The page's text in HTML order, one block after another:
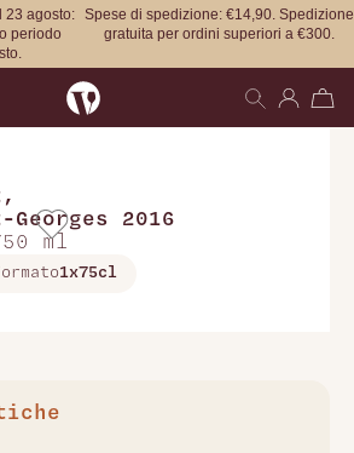
23 agosto:
periodo
Spese di spedizione: €14,90. Spedizione
gratuita per ordini superiori a €300.
,
2016
ml
1x75cl